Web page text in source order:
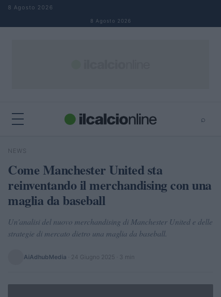
Salta al contenuto
8 Agosto 2026
8 Agosto 2026
⌕
Cerca
NEWS
Come Manchester United sta
reinventando il merchandising con una
maglia da baseball
Un'analisi del nuovo merchandising di Manchester United e delle
strategie di mercato dietro una maglia da baseball.
AiAdhubMedia 24 Giugno 2025 · 3 min